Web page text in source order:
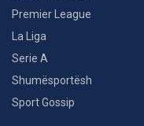
Premier League
La Liga
Serie A
Shumësportësh
Sport Gossip